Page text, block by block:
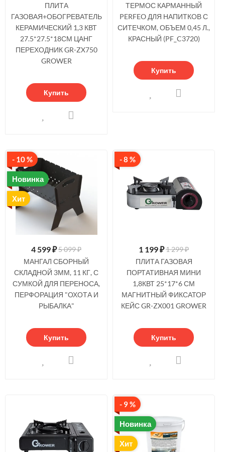
ПЛИТА
ГАЗОВАЯ+ОБОГРЕВАТЕЛЬ
КЕРАМИЧЕСКИЙ 1,3 КВТ
27.5*27.5*18СМ ЦАНГ
ПЕРЕХОДНИК GR-ZX750
GROWER
Купить
ТЕРМОС КАРМАННЫЙ
PERFEO ДЛЯ НАПИТКОВ С
СИТЕЧКОМ, ОБЪЕМ 0,45 Л.,
КРАСНЫЙ (PF_C3720)
Купить
- 10 %
Новинка
Хит
4 599₽5 099 ₽
МАНГАЛ СБОРНЫЙ
СКЛАДНОЙ 3ММ, 11 КГ, С
СУМКОЙ ДЛЯ ПЕРЕНОСА,
ПЕРФОРАЦИЯ "ОХОТА И
РЫБАЛКА"
Купить
- 8 %
1 199₽1 299 ₽
ПЛИТА ГАЗОВАЯ
ПОРТАТИВНАЯ МИНИ
1,8КВТ 25*17*6 СМ
МАГНИТНЫЙ ФИКСАТОР
КЕЙС GR-ZX001 GROWER
Купить
- 9 %
Новинка
Хит